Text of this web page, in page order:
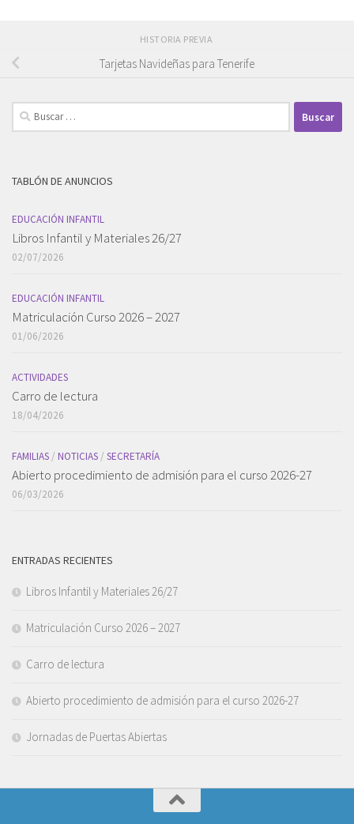
HISTORIA PREVIA
Tarjetas Navideñas para Tenerife
Buscar:
TABLÓN DE ANUNCIOS
EDUCACIÓN INFANTIL
Libros Infantil y Materiales 26/27
02/07/2026
EDUCACIÓN INFANTIL
Matriculación Curso 2026 – 2027
01/06/2026
ACTIVIDADES
Carro de lectura
18/04/2026
FAMILIAS / NOTICIAS / SECRETARÍA
Abierto procedimiento de admisión para el curso 2026-27
06/03/2026
ENTRADAS RECIENTES
Libros Infantil y Materiales 26/27
Matriculación Curso 2026 – 2027
Carro de lectura
Abierto procedimiento de admisión para el curso 2026-27
Jornadas de Puertas Abiertas